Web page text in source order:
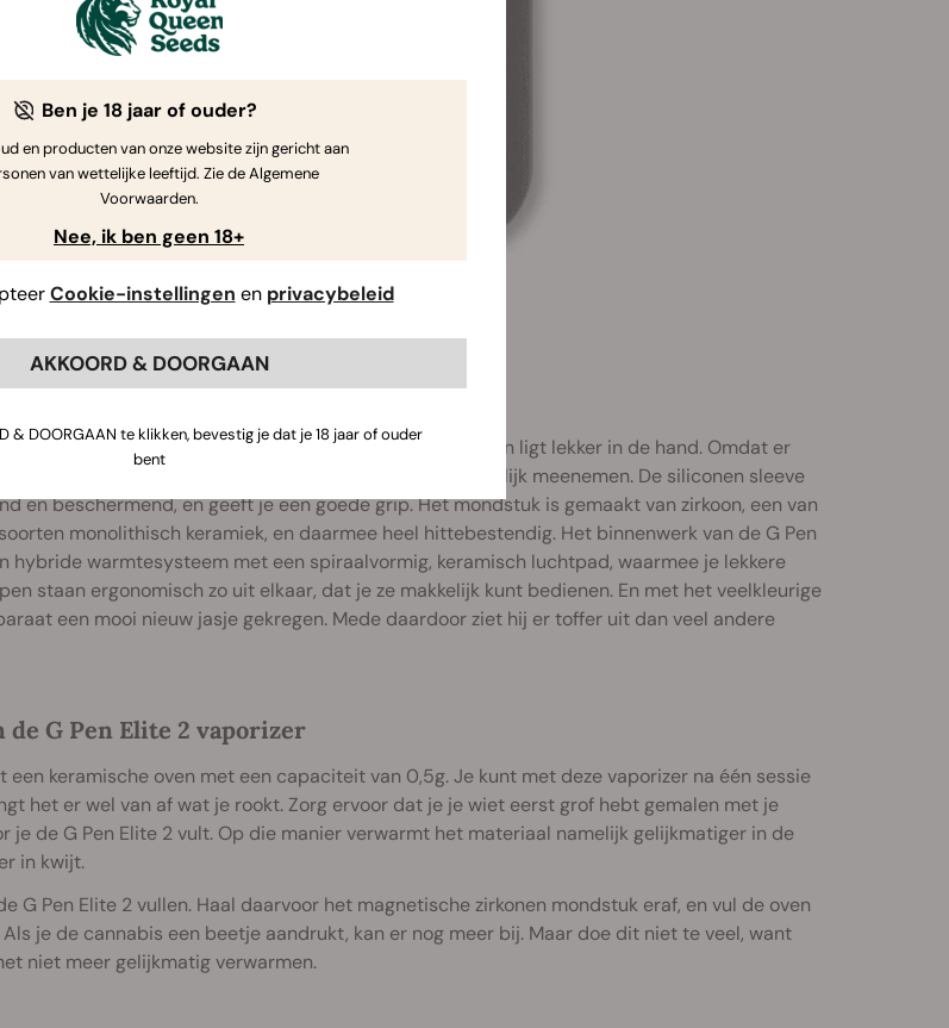
materiaal
van uitstekend materiaal. Hij is daarmee oersterk en ligt lekker in de hand. Omdat er
is, is de vaporizer licht van gewicht en kun je hem makkelijk meenemen. De siliconen sleeve
en beschermend, en geeft je een goede grip. Het mondstuk is gemaakt van zirkoon, een van
monolithisch keramiek, en daarmee heel hittebestendig. Het binnenwerk van de G Pen
hybride warmtesysteem met een spiraalvormig, keramisch luchtpad, waarmee je lekkere
staan ergonomisch zo uit elkaar, dat je ze makkelijk kunt bedienen. En met het veelkleurige
een mooi nieuw jasje gekregen. Mede daardoor ziet hij er toffer uit dan veel andere
de G Pen Elite 2 vaporizer
een keramische oven met een capaciteit van 0,5g. Je kunt met deze vaporizer na één sessie
het er wel van af wat je rookt. Zorg ervoor dat je je wiet eerst grof hebt gemalen met je
je de G Pen Elite 2 vult. Op die manier verwarmt het materiaal namelijk gelijkmatiger in de
in kwijt.
G Pen Elite 2 vullen. Haal daarvoor het magnetische zirkonen mondstuk eraf, en vul de oven
je de cannabis een beetje aandrukt, kan er nog meer bij. Maar doe dit niet te veel, want
niet meer gelijkmatig verwarmen.
Ben je 18 jaar of ouder?
en producten van onze website zijn gericht aan
van wettelijke leeftijd. Zie de Algemene
Voorwaarden.
Nee, ik ben geen 18+
Cookie-instellingen en privacybeleid
AKKOORD & DOORGAAN
& DOORGAAN te klikken, bevestig je dat je 18 jaar of ouder
bent